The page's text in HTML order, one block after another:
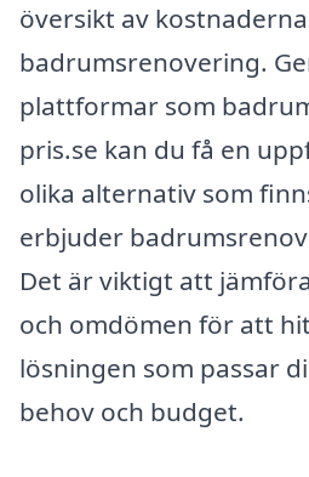
översikt av
badrumsrenovering.
plattformar som
pris.se kan du få en
olika alternativ som
erbjuder
Det är viktigt att
och omdömen för att
lösningen som passar
behov och budget.